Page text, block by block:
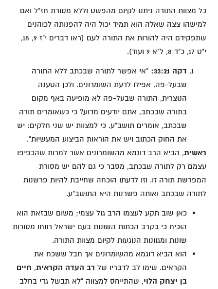
כל מצוות התורה ניתנו לקיום מהפשט וללא מסורת חז"ל ואם
למישהו צצה שאלה הוא תמיד יכול היה להפנותה לכוהנים
שתפקידם היה להורות את התורה לעם (ראו דברים י"ז 9, 18,
י"ט 17, כ"ד 8, ל"א 9 ועוד).
דקה 33:21:
"אי אפשר לתורה שבכתב ללא התורה
שבעל-פה, אפילו לדעת השומרונים. ולכן הטענה
הנוצרית, התורה שבעל-פה לא מופיעה באף מקום
בתורה שבכתב, אתם יודעים מדוע? כי כשאומרים תורה
שבכתב, אומרים תושב"ע. כי למצוות יש שני חלקים: יש
את החוק הכתוב ויש את הוראות הביצוע המעשיות".
ראשית, הביא הרב דוגמא מהשומרונים אשר למרות שהכפיפו
עצמם רק לתורה שבכתב, מסבר כי גם להם יש מסורת
המפרשת תורה זו. וזו לדעתו הוכחה שחייבת להיות פרשנות
לתורה שבכתב ואותה פשרנות היא התושב"ע.
כאן שוב תקע לעצמו הרב גול עצמי; משום שבזאת הוא
הוכיח כי בקרב הכתות השונות בעם ישראל רווחו מסורות
שונות ומגוונות הנוגעות לקיום מצוות התורה.
הוא הביא דוגמא מהשומרונים אך חבל ששכח את
הקראים. שימו לב לדבריו של רב העדה הקראית, חיים
בן יצחק הלוי, שהתייחס למצווה "לא תבשל גדי בחלב